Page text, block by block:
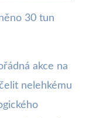
z
30 tun
akce na
nelehkému